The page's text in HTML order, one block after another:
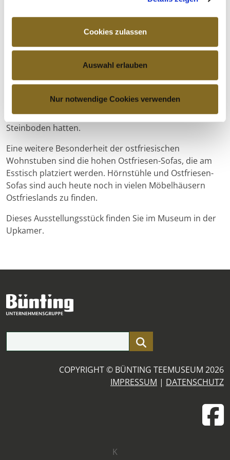
Cookies zulassen
Auswahl erlauben
Nur notwendige Cookies verwenden
bequem saß. Platziert wurde er meist in der
Wohnküche am offenen Feuer, das in weiten Bereichen
der ländlichen Siedlungen bis zum Anfang des 20.
Zum Hörnstuhl gehört auch das hölzerne Stövchen, das
wurde. Hierauf setzte man die Füße, da die
ostfriesischen Küchen meist nur einen einfachen
Steinboden hatten.
Eine weitere Besonderheit der ostfriesischen
Wohnstuben sind die hohen Ostfriesen-Sofas, die am
Esstisch platziert werden. Hörnstühle und Ostfriesen-
Sofas sind auch heute noch in vielen Möbelhäusern
Ostfrieslands zu finden.
Dieses Ausstellungsstück finden Sie im Museum in der
Upkamer.
Suchfeld
COPYRIGHT © BÜNTING TEEMUSEUM 2026
IMPRESSUM | DATENSCHUTZ
K